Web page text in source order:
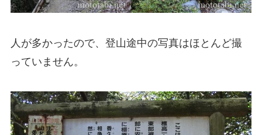
人が多かったので、登山途中の写真はほとんど撮
っていません。